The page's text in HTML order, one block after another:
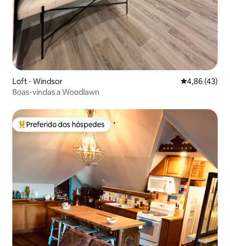
Loft ⋅ Windsor 4,86 de uma
4,86 (43)
Boas-vindas a Woodlawn
Entre os melhores preferidos dos hóspedes
Preferido dos hóspedes